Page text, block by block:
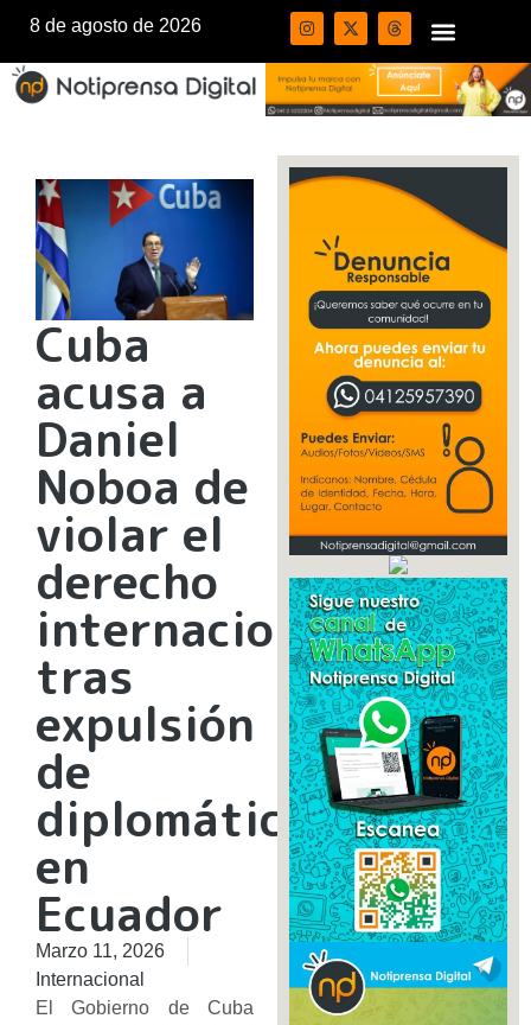
8 de agosto de 2026
Cuba
acusa a
Daniel
Noboa de
violar el
derecho
internacional
tras
expulsión
de
diplomáticos
en
Ecuador
Marzo 11, 2026
Internacional
El Gobierno de Cuba